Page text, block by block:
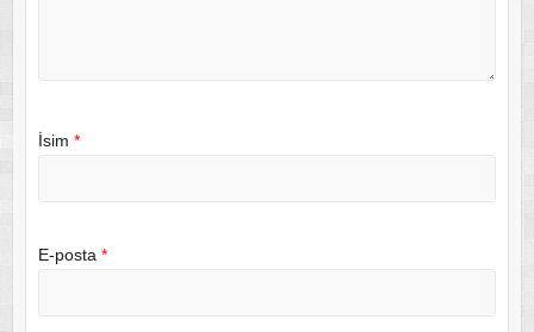
İsim *
E-posta *